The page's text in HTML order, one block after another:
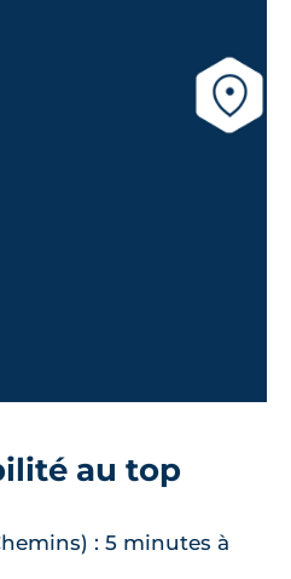
au top
: 5 minutes à